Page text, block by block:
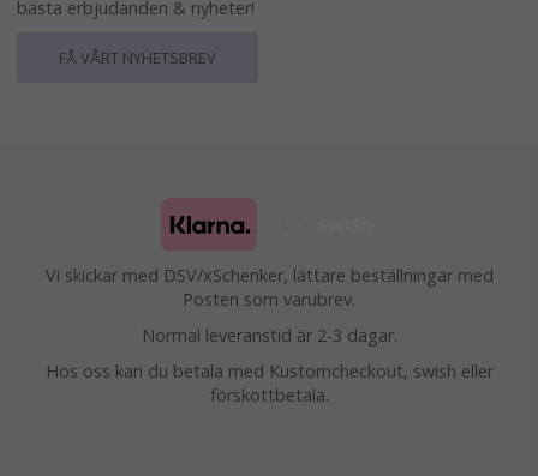
bästa erbjudanden & nyheter!
FÅ VÅRT NYHETSBREV
Vi skickar med DSV/xSchenker, lättare beställningar med
Posten som varubrev.
Normal leveranstid är 2-3 dagar.
Hos oss kan du betala med Kustomcheckout, swish eller
förskottbetala.